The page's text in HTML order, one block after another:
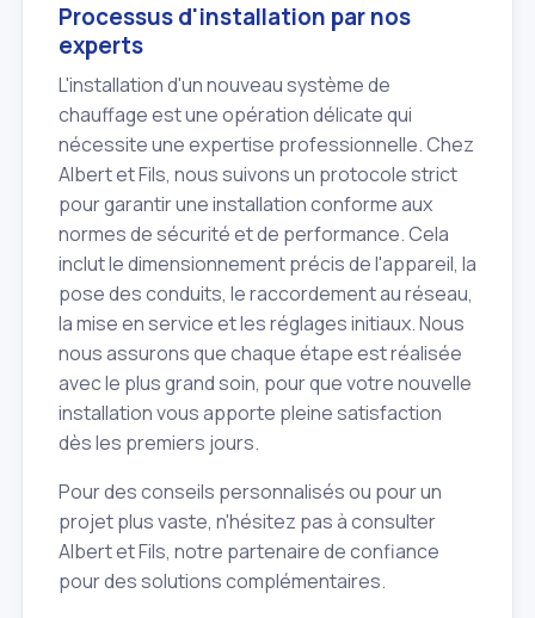
Processus d'installation par nos
experts
L'installation d'un nouveau système de
chauffage est une opération délicate qui
nécessite une expertise professionnelle. Chez
Albert et Fils, nous suivons un protocole strict
pour garantir une installation conforme aux
normes de sécurité et de performance. Cela
inclut le dimensionnement précis de l'appareil, la
pose des conduits, le raccordement au réseau,
la mise en service et les réglages initiaux. Nous
nous assurons que chaque étape est réalisée
avec le plus grand soin, pour que votre nouvelle
installation vous apporte pleine satisfaction
dès les premiers jours.
Pour des conseils personnalisés ou pour un
projet plus vaste, n'hésitez pas à consulter
Albert et Fils, notre partenaire de confiance
pour des solutions complémentaires.